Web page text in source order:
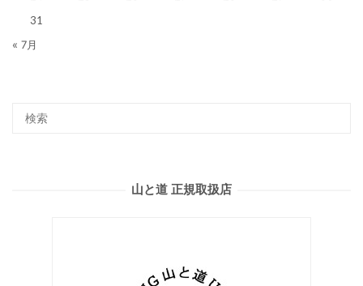
31
« 7月
山と道 正規取扱店